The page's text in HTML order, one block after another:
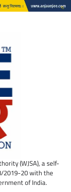
(WJSA), a self-
2019-20 with the
of India.